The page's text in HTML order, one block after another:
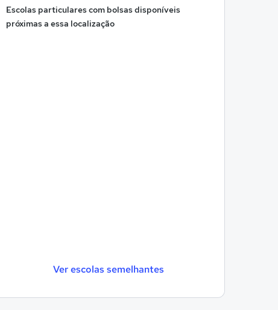
Escolas particulares com bolsas disponíveis
próximas a essa localização
Ver escolas semelhantes